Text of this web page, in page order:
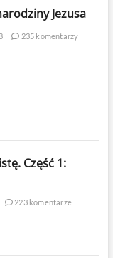
Jezusa
235 komentarzy
Część 1:
223 komentarze